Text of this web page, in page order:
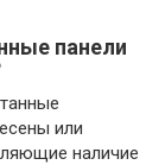
панели
или
наличие